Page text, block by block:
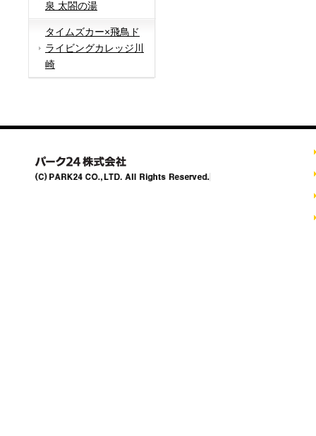
泉 太閤の湯
タイムズカー×飛鳥ド
ライビングカレッジ川
崎